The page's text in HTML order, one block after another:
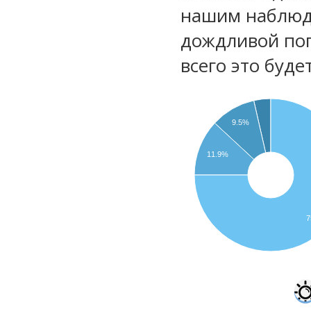
нашим
дождливой
всего это
9.5%
11.9%